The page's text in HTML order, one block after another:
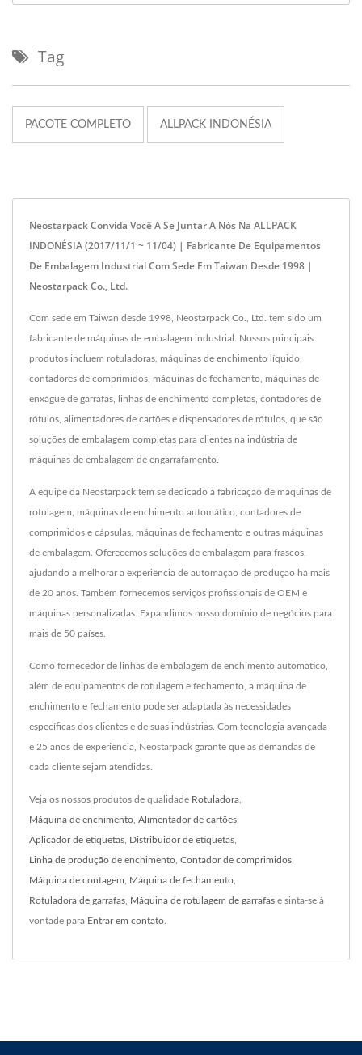
Tag
PACOTE COMPLETO ALLPACK INDONÉSIA
Neostarpack Convida Você A Se Juntar A Nós Na ALLPACK
INDONÉSIA (2017/11/1 ~ 11/04) | Fabricante De Equipamentos
De Embalagem Industrial Com Sede Em Taiwan Desde 1998 |
Neostarpack Co., Ltd.
Com sede em Taiwan desde 1998, Neostarpack Co., Ltd. tem sido um
fabricante de máquinas de embalagem industrial. Nossos principais
produtos incluem rotuladoras, máquinas de enchimento líquido,
contadores de comprimidos, máquinas de fechamento, máquinas de
enxágue de garrafas, linhas de enchimento completas, contadores de
rótulos, alimentadores de cartões e dispensadores de rótulos, que são
soluções de embalagem completas para clientes na indústria de
máquinas de embalagem de engarrafamento.
A equipe da Neostarpack tem se dedicado à fabricação de máquinas de
rotulagem, máquinas de enchimento automático, contadores de
comprimidos e cápsulas, máquinas de fechamento e outras máquinas
de embalagem. Oferecemos soluções de embalagem para frascos,
ajudando a melhorar a experiência de automação de produção há mais
de 20 anos. Também fornecemos serviços profissionais de OEM e
máquinas personalizadas. Expandimos nosso domínio de negócios para
mais de 50 países.
Como fornecedor de linhas de embalagem de enchimento automático,
além de equipamentos de rotulagem e fechamento, a máquina de
enchimento e fechamento pode ser adaptada às necessidades
específicas dos clientes e de suas indústrias. Com tecnologia avançada
e 25 anos de experiência, Neostarpack garante que as demandas de
cada cliente sejam atendidas.
Veja os nossos produtos de qualidade Rotuladora
Máquina de enchimento Alimentador de cartões
Aplicador de etiquetas Distribuidor de etiquetas
Linha de produção de enchimento Contador de comprimidos
Máquina de contagem Máquina de fechamento
Rotuladora de garrafas Máquina de rotulagem de garrafas e sinta-se à
vontade para Entrar em contato